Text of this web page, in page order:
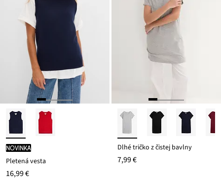
novinka
Pletená vesta
16,99 €
Dlhé tričko z čistej bavlny
7,99 €